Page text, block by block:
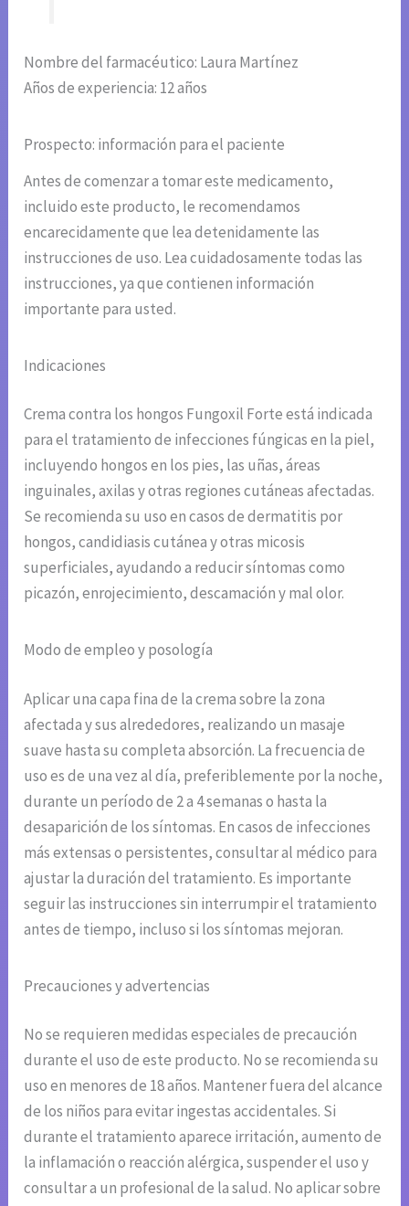
Nombre del farmacéutico: Laura Martínez
Años de experiencia: 12 años
Prospecto: información para el paciente
Antes de comenzar a tomar este medicamento,
incluido este producto, le recomendamos
encarecidamente que lea detenidamente las
instrucciones de uso. Lea cuidadosamente todas las
instrucciones, ya que contienen información
importante para usted.
Indicaciones
Crema contra los hongos Fungoxil Forte está indicada
para el tratamiento de infecciones fúngicas en la piel,
incluyendo hongos en los pies, las uñas, áreas
inguinales, axilas y otras regiones cutáneas afectadas.
Se recomienda su uso en casos de dermatitis por
hongos, candidiasis cutánea y otras micosis
superficiales, ayudando a reducir síntomas como
picazón, enrojecimiento, descamación y mal olor.
Modo de empleo y posología
Aplicar una capa fina de la crema sobre la zona
afectada y sus alrededores, realizando un masaje
suave hasta su completa absorción. La frecuencia de
uso es de una vez al día, preferiblemente por la noche,
durante un período de 2 a 4 semanas o hasta la
desaparición de los síntomas. En casos de infecciones
más extensas o persistentes, consultar al médico para
ajustar la duración del tratamiento. Es importante
seguir las instrucciones sin interrumpir el tratamiento
antes de tiempo, incluso si los síntomas mejoran.
Precauciones y advertencias
No se requieren medidas especiales de precaución
durante el uso de este producto. No se recomienda su
uso en menores de 18 años. Mantener fuera del alcance
de los niños para evitar ingestas accidentales. Si
durante el tratamiento aparece irritación, aumento de
la inflamación o reacción alérgica, suspender el uso y
consultar a un profesional de la salud. No aplicar sobre